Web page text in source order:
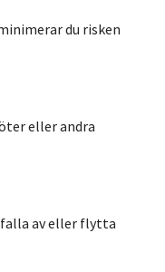
du risken
eller andra
falla av eller flytta